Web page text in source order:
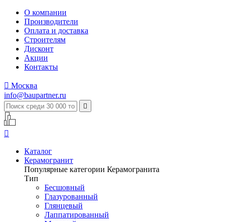
О компании
Производители
Оплата и доставка
Строителям
Дисконт
Акции
Контакты
 Москва
info@baupartner.ru


Каталог
Керамогранит
Популярные категории Керамогранита
Тип
Бесшовный
Глазурованный
Глянцевый
Лаппатированный